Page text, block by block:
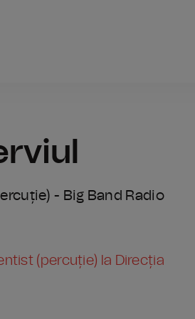
- Big Band Radio
(percuție) la Direcția